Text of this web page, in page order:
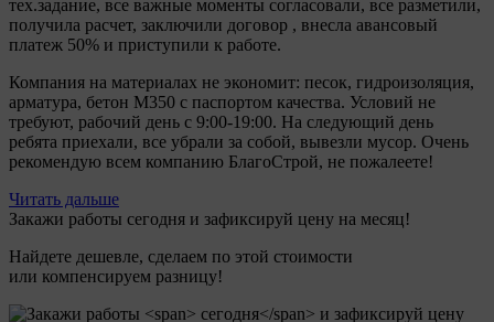
тех.задание, все важные моменты согласовали, все разметили,
получила расчет, заключили договор , внесла авансовый
платеж 50% и приступили к работе.
Компания на материалах не экономит: песок, гидроизоляция,
арматура, бетон М350 с паспортом качества. Условий не
требуют, рабочий день с 9:00-19:00. На следующий день
ребята приехали, все убрали за собой, вывезли мусор. Очень
рекомендую всем компанию БлагоСтрой, не пожалеете!
Читать дальше
Закажи работы сегодня и зафиксируй цену на месяц!
Найдете дешевле, cделаем по этой стоимости
или компенсируем разницу!